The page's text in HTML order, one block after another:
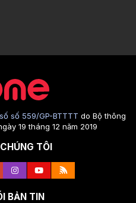
số 559/GP-BTTTT do Bộ thông
19 tháng 12 năm 2019
TÔI
BẢN TIN